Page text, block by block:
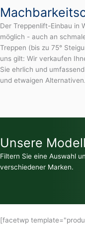
Der Treppenlift-Einbau in
möglich - auch an
Treppen (bis zu 75°
uns gilt: Wir verkaufen
Sie ehrlich und
und etwaigen Alternativen.
Unsere
Filtern Sie eine Auswahl
verschiedener Marken.
[facetwp